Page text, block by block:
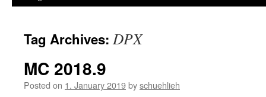
Tag Archives: DPX
MC 2018.9
Posted on 1. January 2019byschuehlieh